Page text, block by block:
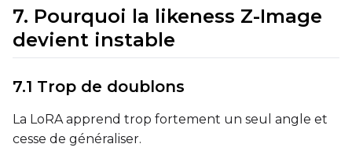
7. Pourquoi la likeness Z-Image
devient instable
7.1 Trop de doublons
La LoRA apprend trop fortement un seul angle et
cesse de généraliser.